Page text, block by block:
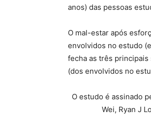
anos) das pessoas
O mal-estar após
envolvidos no estudo
fecha as três principais
(dos envolvidos no
O estudo é assinado
Wei, Ryan J